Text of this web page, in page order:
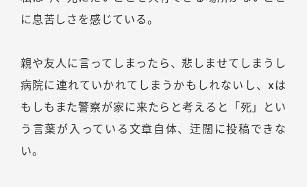
に息苦しさを感じている。
親や友人に言ってしまったら、悲しませてしまうし
病院に連れていかれてしまうかもしれないし、xは
もしもまた警察が家に来たらと考えると「死」とい
う言葉が入っている文章自体、迂闊に投稿できな
い。